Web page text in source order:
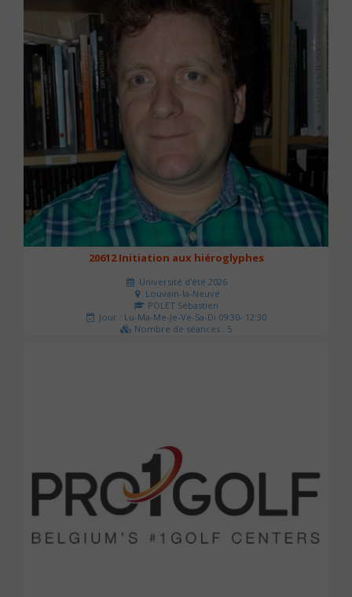
20612 Initiation aux hiéroglyphes
Université d'été 2026
Louvain-la-Neuve
POLET Sébastien
Jour : Lu-Ma-Me-Je-Ve-Sa-Di 09:30- 12:30
Nombre de séances : 5